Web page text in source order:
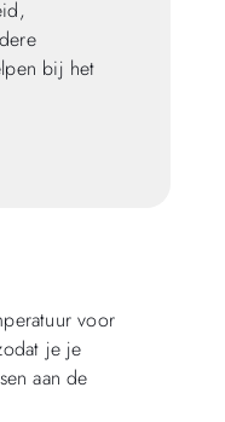
bij het
voor
je je
aan de